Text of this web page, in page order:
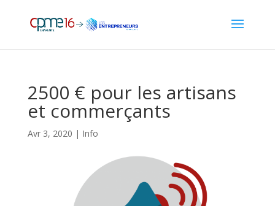
2500 € pour les artisans
et commerçants
Avr 3, 2020 | Info